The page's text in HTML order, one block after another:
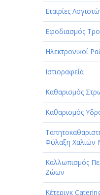
Εταιρίες
Εφοδιασμός
Ηλεκτρονικοί
Ιστιοραφεία
Καθαρισμός
Καθαρισμός
Φύλαξη Χαλιών
Καλλωπισμός
Ζώων
Κέτεριγκ